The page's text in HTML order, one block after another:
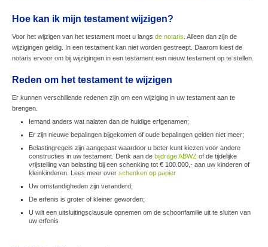
Hoe kan ik mijn testament wijzigen?
Voor het wijzigen van het testament moet u langs de notaris . Alleen dan zijn de
wijzigingen geldig. In een testament kan niet worden gestreept. Daarom kiest de
notaris ervoor om bij wijzigingen in een testament een nieuw testament op te stellen.
Reden om het testament te wijzigen
Er kunnen verschillende redenen zijn om een wijziging in uw testament aan te
brengen.
Iemand anders wat nalaten dan de huidige erfgenamen;
Er zijn nieuwe bepalingen bijgekomen of oude bepalingen gelden niet meer;
Belastingregels zijn aangepast waardoor u beter kunt kiezen voor andere
constructies in uw testament. Denk aan de bijdrage ABWZ of de tijdelijke
vrijstelling van belasting bij een schenking tot € 100.000,- aan uw kinderen of
kleinkinderen. Lees meer over schenken op papier
Uw omstandigheden zijn veranderd;
De erfenis is groter of kleiner geworden;
U wilt een uitsluitingsclausule opnemen om de schoonfamilie uit te sluiten van
uw erfenis